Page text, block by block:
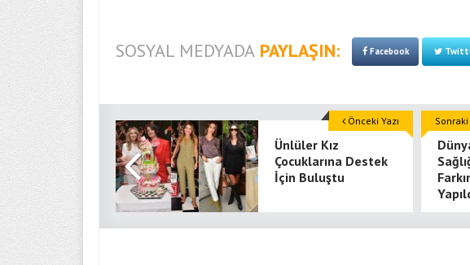
SOSYAL MEDYADA PAYLAŞIN: Facebook
Ünlüler Kız
Çocuklarına Destek
İçin Buluştu
Önceki Yazı Sonraki